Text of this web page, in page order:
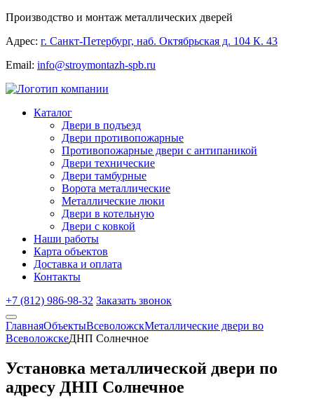
Производство и монтаж металлических дверей
Адрес: г. Санкт-Петербург, наб. Октябрьская д. 104 К. 43
Email: info@stroymontazh-spb.ru
Каталог
Двери в подъезд
Двери противопожарные
Противопожарные двери с антипаникой
Двери технические
Двери тамбурные
Ворота металлические
Металлические люки
Двери в котельную
Двери с ковкой
Наши работы
Карта объектов
Доставка и оплата
Контакты
+7 (812) 986-98-32 Заказать звонок
ГлавнаяОбъектыВсеволожскМеталлические двери во
ВсеволожскеДНП Солнечное
Установка металлической двери по
адресу ДНП Солнечное